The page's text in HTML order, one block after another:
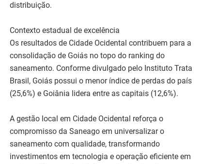
distribuição.
Contexto estadual de excelência
Os resultados de Cidade Ocidental contribuem para a
consolidação de Goiás no topo do ranking do
saneamento. Conforme divulgado pelo Instituto Trata
Brasil, Goiás possui o menor índice de perdas do país
(25,6%) e Goiânia lidera entre as capitais (12,6%).
A gestão local em Cidade Ocidental reforça o
compromisso da Saneago em universalizar o
saneamento com qualidade, transformando
investimentos em tecnologia e operação eficiente em